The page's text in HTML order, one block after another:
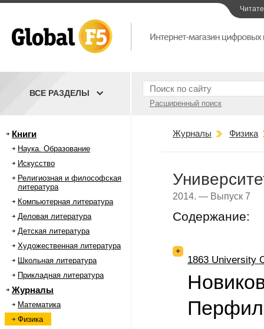
Расширенный поиск
ВСЕ РАЗДЕЛЫ
Книги
Наука. Образование
Искусство
Религиозная и философская
литература
Компьютерная литература
Деловая литература
Детская литература
Художественная литература
Школьная литература
Прикладная литература
Журналы
Математика
Физика
Журналы Физика
2014. — Выпуск 7
Содержание:
+
1863 University